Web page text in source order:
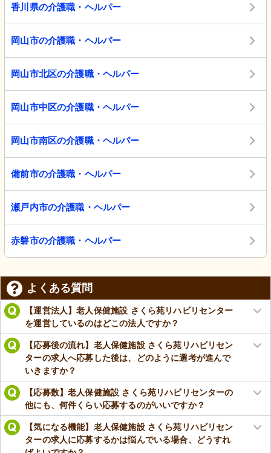
香川県の介護職・ヘルパー
岡山市の介護職・ヘルパー
岡山市北区の介護職・ヘルパー
岡山市中区の介護職・ヘルパー
岡山市南区の介護職・ヘルパー
備前市の介護職・ヘルパー
瀬戸内市の介護職・ヘルパー
赤磐市の介護職・ヘルパー
よくある質問
【運営法人】老人保健施設 さくら苑リハビリセンター
を運営しているのはどこの法人ですか？
【応募後の流れ】老人保健施設 さくら苑リハビリセン
ターの求人へ応募した後は、どのように選考が進んで
いきますか？
【応募数】老人保健施設 さくら苑リハビリセンターの
他にも、何件くらい応募するのがいいですか？
【気になる機能】老人保健施設 さくら苑リハビリセン
ターの求人に応募するかは悩んでいる場合、どうすれ